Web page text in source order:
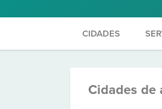
CIDADES
Cidades de